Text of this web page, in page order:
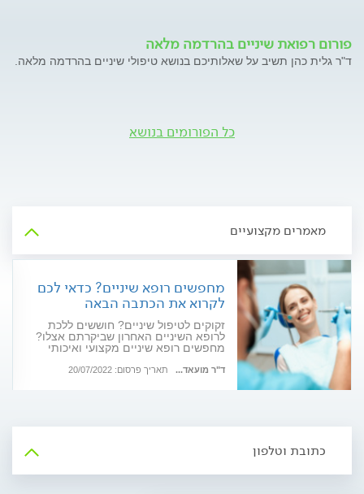
פורום רפואת שיניים בהרדמה מלאה
ד"ר גלית כהן תשיב על שאלותיכם בנושא טיפולי שיניים בהרדמה מלאה.
כל הפורומים בנושא
מאמרים מקצועיים
מחפשים רופא שיניים? כדאי לכם
לקרוא את הכתבה הבאה
זקוקים לטיפול שיניים? חוששים ללכת
לרופא השיניים האחרון שביקרתם אצלו?
מחפשים רופא שיניים מקצועי ואיכותי
הכירו את ד"ר מועאד חאסקיה, מומחה
ד"ר מועאד... תאריך פרסום: 20/07/2022
כתובת וטלפון